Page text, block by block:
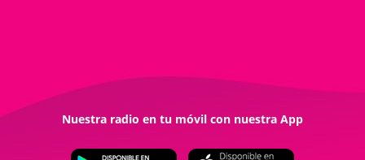
Nuestra radio en tu móvil con nuestra App